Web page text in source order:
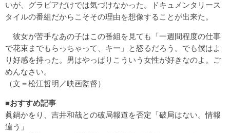
いが、グラビアだけでは気づけなかった。ドキュメンタリース
タイルの番組だからこそその理由を想像することが出来た。
彼女が苦手なあの子はこの番組を見ても「一週間程度の仕事
で花束までもらっちゃって、キー」と怒るだろう。でも僕はよ
り好感を持った。男はやっぱりこういう女性が好きなのよ。ご
めんなさい。
（文＝松江哲明／映画監督）
■おすすめ記事
眞鍋かをり、吉井和哉との破局報道を否定「破局はない。情報
違う」